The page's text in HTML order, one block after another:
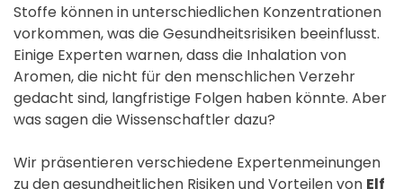
Stoffe können in unterschiedlichen Konzentrationen
vorkommen, was die Gesundheitsrisiken beeinflusst.
Einige Experten warnen, dass die Inhalation von
Aromen, die nicht für den menschlichen Verzehr
gedacht sind, langfristige Folgen haben könnte. Aber
was sagen die Wissenschaftler dazu?
Wir präsentieren verschiedene Expertenmeinungen
zu den gesundheitlichen Risiken und Vorteilen von Elf